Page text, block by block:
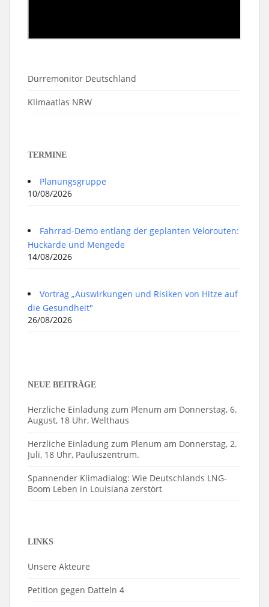
Dürremonitor Deutschland
Klimaatlas NRW
TERMINE
Planungsgruppe
10/08/2026
Fahrrad-Demo entlang der geplanten Velorouten:
Huckarde und Mengede
14/08/2026
Vortrag „Auswirkungen und Risiken von Hitze auf
die Gesundheit"
26/08/2026
NEUE BEITRÄGE
Herzliche Einladung zum Plenum am Donnerstag, 6.
August, 18 Uhr, Welthaus
Herzliche Einladung zum Plenum am Donnerstag, 2.
Juli, 18 Uhr, Pauluszentrum.
Spannender Klimadialog: Wie Deutschlands LNG-
Boom Leben in Louisiana zerstört
LINKS
Unsere Akteure
Petition gegen Datteln 4